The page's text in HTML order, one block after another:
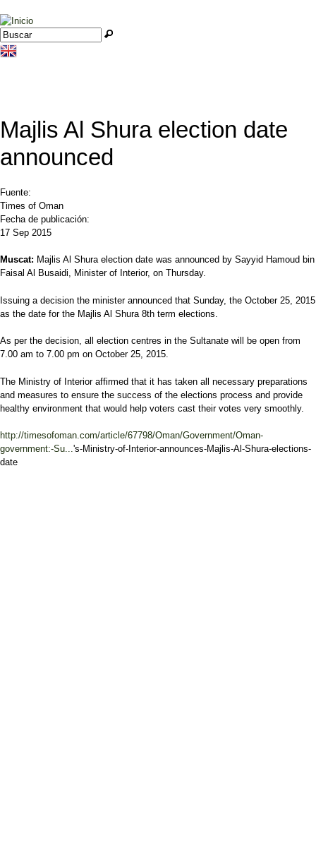
Jump to navigation
Formulario de búsqueda
Buscar
Majlis Al Shura election date
announced
Fuente:
Times of Oman
Fecha de publicación:
17 Sep 2015
Muscat: Majlis Al Shura election date was announced by Sayyid Hamoud bin
Faisal Al Busaidi, Minister of Interior, on Thursday.
Issuing a decision the minister announced that Sunday, the October 25, 2015
as the date for the Majlis Al Shura 8th term elections.
As per the decision, all election centres in the Sultanate will be open from
7.00 am to 7.00 pm on October 25, 2015.
The Ministry of Interior affirmed that it has taken all necessary preparations
and measures to ensure the success of the elections process and provide
healthy environment that would help voters cast their votes very smoothly.
http://timesofoman.com/article/67798/Oman/Government/Oman-
government:-Su...'s-Ministry-of-Interior-announces-Majlis-Al-Shura-elections-
date